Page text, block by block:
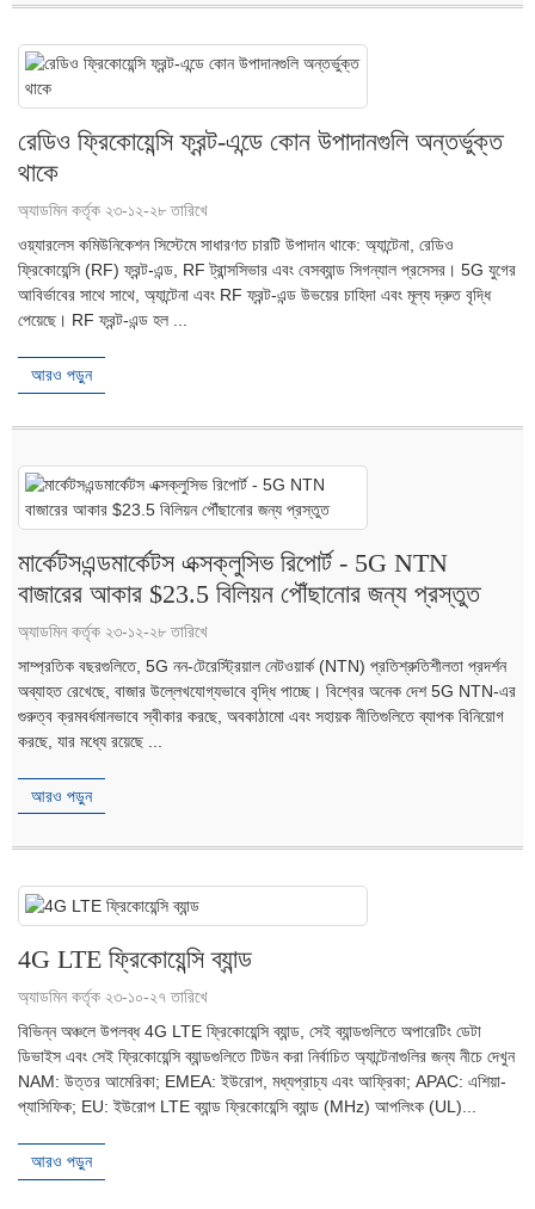
রেডিও ফ্রিকোয়েন্সি ফ্রন্ট-এন্ডে কোন উপাদানগুলি অন্তর্ভুক্ত
থাকে
অ্যাডমিন কর্তৃক ২৩-১২-২৮ তারিখে
ওয়্যারলেস কমিউনিকেশন সিস্টেমে সাধারণত চারটি উপাদান থাকে: অ্যান্টেনা, রেডিও
ফ্রিকোয়েন্সি (RF) ফ্রন্ট-এন্ড, RF ট্রান্সসিভার এবং বেসব্যান্ড সিগন্যাল প্রসেসর। 5G যুগের
আবির্ভাবের সাথে সাথে, অ্যান্টেনা এবং RF ফ্রন্ট-এন্ড উভয়ের চাহিদা এবং মূল্য দ্রুত বৃদ্ধি
পেয়েছে। RF ফ্রন্ট-এন্ড হল ...
আরও পড়ুন
মার্কেটসএন্ডমার্কেটস এক্সক্লুসিভ রিপোর্ট - 5G NTN
বাজারের আকার $23.5 বিলিয়ন পৌঁছানোর জন্য প্রস্তুত
অ্যাডমিন কর্তৃক ২৩-১২-২৮ তারিখে
সাম্প্রতিক বছরগুলিতে, 5G নন-টেরেস্ট্রিয়াল নেটওয়ার্ক (NTN) প্রতিশ্রুতিশীলতা প্রদর্শন
অব্যাহত রেখেছে, বাজার উল্লেখযোগ্যভাবে বৃদ্ধি পাচ্ছে। বিশ্বের অনেক দেশ 5G NTN-এর
গুরুত্ব ক্রমবর্ধমানভাবে স্বীকার করছে, অবকাঠামো এবং সহায়ক নীতিগুলিতে ব্যাপক বিনিয়োগ
করছে, যার মধ্যে রয়েছে ...
আরও পড়ুন
4G LTE ফ্রিকোয়েন্সি ব্যান্ড
অ্যাডমিন কর্তৃক ২৩-১০-২৭ তারিখে
বিভিন্ন অঞ্চলে উপলব্ধ 4G LTE ফ্রিকোয়েন্সি ব্যান্ড, সেই ব্যান্ডগুলিতে অপারেটিং ডেটা
ডিভাইস এবং সেই ফ্রিকোয়েন্সি ব্যান্ডগুলিতে টিউন করা নির্বাচিত অ্যান্টেনাগুলির জন্য নীচে দেখুন
NAM: উত্তর আমেরিকা; EMEA: ইউরোপ, মধ্যপ্রাচ্য এবং আফ্রিকা; APAC: এশিয়া-
প্যাসিফিক; EU: ইউরোপ LTE ব্যান্ড ফ্রিকোয়েন্সি ব্যান্ড (MHz) আপলিংক (UL)...
আরও পড়ুন